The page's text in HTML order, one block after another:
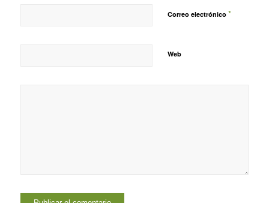
Correo electrónico *
Web